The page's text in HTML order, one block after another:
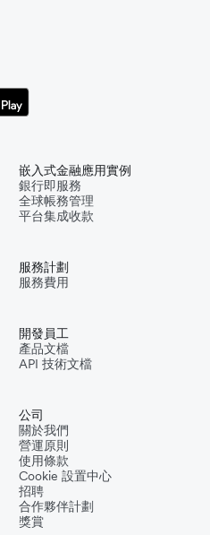
嵌入式金融應用實例
銀行即服務
全球帳務管理
平台集成收款
服務計劃
服務費用
開發員工
產品文檔
API 技術文檔
公司
關於我們
營運原則
使用條款
Cookie 設置中心
招聘
合作夥伴計劃
獎賞